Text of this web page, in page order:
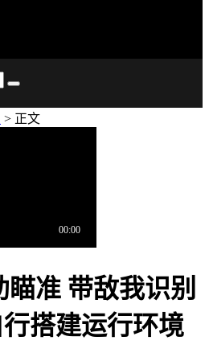
> 正文
准 带敌我识别
搭建运行环境